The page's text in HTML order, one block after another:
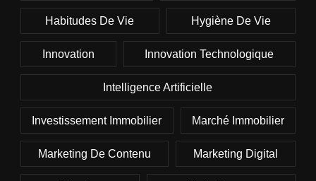
Habitudes De Vie Hygiène De Vie
Innovation Innovation Technologique
Intelligence Artificielle
Investissement Immobilier Marché Immobilier
Marketing De Contenu Marketing Digital